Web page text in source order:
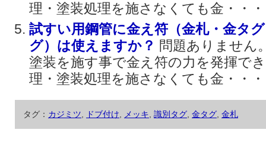
理・塗装処理を施さなくても金・・
試すい用鋼管に金え符（金札・金タ
グ）は使えますか？ 問題ありません
塗装を施す事で金え符の力を発揮で
理・塗装処理を施さなくても金・・
タグ： カジミツ ドブ付け メッキ 識別タグ 金タグ 金札